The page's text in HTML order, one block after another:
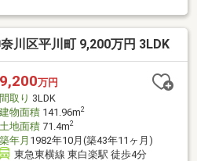
ださい。◇「横浜・川崎」の最新
にも強い会社」です。◇「桜木町
で、お気軽にご来店下さい。◇お
サービスがご利用できます。◇現
指定の場所へのお迎えも対応しま
川区平川町 9,200万円 3LDK
9,200万円
間取り 3LDK
建物面積141.96m2
土地面積71.4m2
築年月 1982年10月(築43年11ヶ月)
東急東横線 東白楽駅 徒歩4分